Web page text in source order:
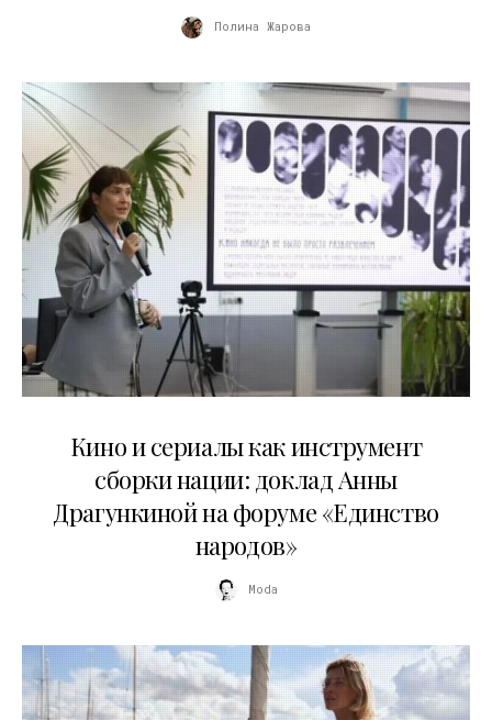
Полина Жарова
Кино и сериалы как инструмент
сборки нации: доклад Анны
Драгункиной на форуме «Единство
народов»
Moda